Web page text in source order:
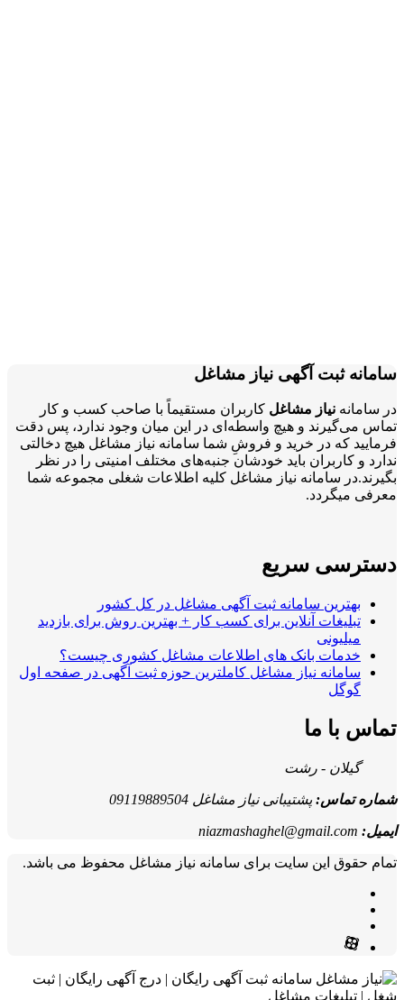
سامانه ثبت آگهی نیاز مشاغل
در سامانه نیاز مشاغلکاربران مستقیماً با صاحب کسب و کار
تماس می‌گیرند و هیچ واسطه‌ای در این میان وجود ندارد، پس دقت
فرمایید که در خرید و فروشِ شما سامانه نیاز مشاغل هیچ دخالتی
ندارد و کاربران باید خودشان جنبه‌های مختلف امنیتی را در نظر
بگیرند.در سامانه نیاز مشاغل کلیه اطلاعات شغلی مجموعه شما
معرفی میگردد.
دسترسی سریع
بهترین سامانه ثبت آگهی مشاغل در کل کشور
تبلیغات آنلاین برای کسب کار + بهترین روش برای بازدید
میلیونی
خدمات بانک های اطلاعات مشاغل کشوری چیست؟
سامانه نیاز مشاغل کاملترین حوزه ثبت آگهی در صفحه اول
گوگل
تماس با ما
گیلان - رشت
شماره تماس:پشتیبانی نیاز مشاغل 09119889504
ایمیل: niazmashaghel@gmail.com
تمام حقوق این سایت برای سامانه نیاز مشاغل محفوظ می باشد.